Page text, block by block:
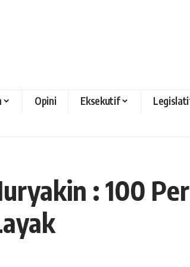
Opini Eksekutif
: 100